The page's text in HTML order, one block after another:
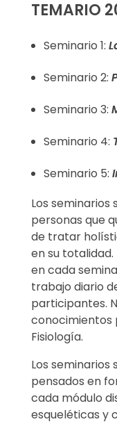
TEMARIO
Seminario 1:
Seminario 2:
Seminario 3:
Seminario 4:
Seminario 5:
Los seminarios
personas que
de tratar
en su
en cada
trabajo diario
participantes.
conocimientos
Fisiología.
Los
pensados en
cada módulo
esqueléticas y